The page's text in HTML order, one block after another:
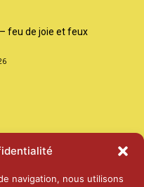
navigation, nous utilisons
feu de joie et feux
et Abbaye de St-